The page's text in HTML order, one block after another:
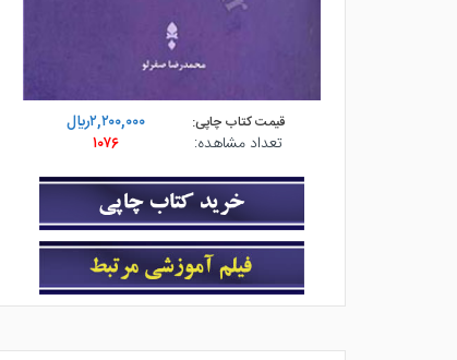
قیمت کتاب چاپی:
۲,۲۰۰,۰۰۰ريال
تعداد مشاهده:
۱۰۷۶